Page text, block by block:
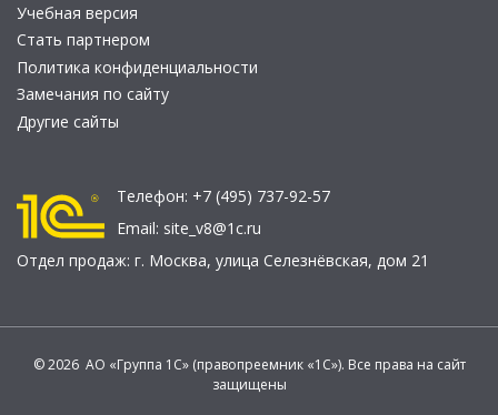
Учебная версия
Стать партнером
Политика конфиденциальности
Замечания по сайту
Другие сайты
Телефон: +7 (495) 737-92-57
Email: site_v8@1c.ru
Отдел продаж: г. Москва, улица Селезнёвская, дом 21
© 2026 АО «Группа 1С» (правопреемник «1С»). Все права на сайт
защищены